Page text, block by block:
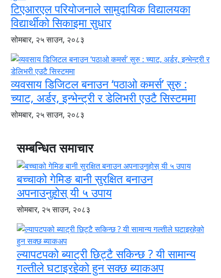
टिएआरएल परियोजनाले सामुदायिक विद्यालयका
विद्यार्थीको सिकाइमा सुधार
सोमबार, २५ साउन, २०८३
व्यवसाय डिजिटल बनाउन ‘पठाओ कमर्स’ सुरु :
च्याट, अर्डर, इन्भेन्ट्री र डेलिभरी एउटै सिस्टममा
सोमबार, २५ साउन, २०८३
सम्बन्धित समाचार
बच्चाको गेमिङ बानी सुरक्षित बनाउन
अपनाउनुहोस् यी ५ उपाय
सोमबार, २५ साउन, २०८३
ल्यापटपको ब्याट्री छिट्टै सकिन्छ ? यी सामान्य
गल्तीले घटाइरहेको हुन सक्छ ब्याकअप